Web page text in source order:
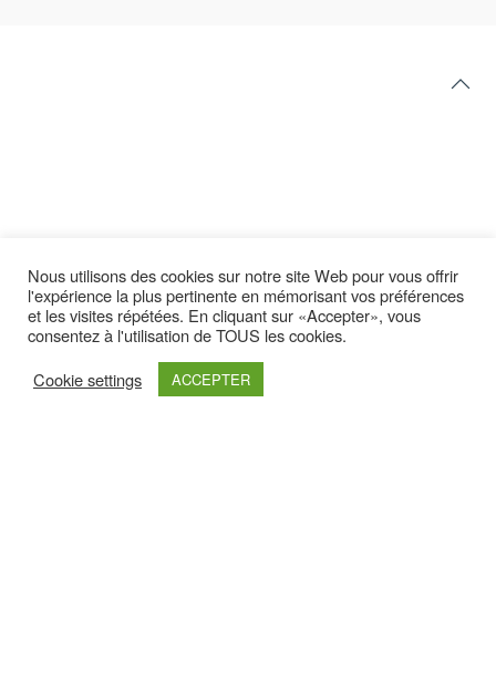
Latest yootheme
Nous utilisons des cookies sur notre site Web pour vous offrir
l'expérience la plus pertinente en mémorisant vos préférences
et les visites répétées. En cliquant sur «Accepter», vous
consentez à l'utilisation de TOUS les cookies.
Cookie settings
ACCEPTER